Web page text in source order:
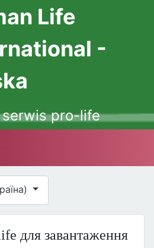
Life
-
serwis pro-life
для завантаження